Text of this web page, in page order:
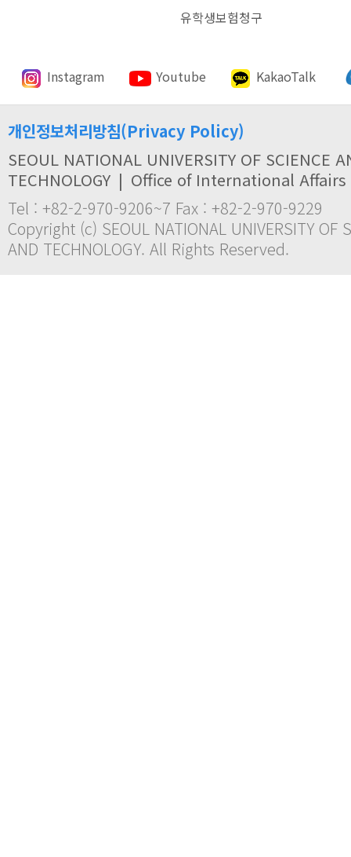
유학생보험청구
Instagram Youtube KakaoTalk
개인정보처리방침(Privacy Policy)
SEOUL NATIONAL UNIVERSITY OF SCIENCE
TECHNOLOGY | Office of International Affairs
Tel : +82-2-970-9206~7 Fax : +82-2-970-9229
Copyright (c) SEOUL NATIONAL UNIVERSITY OF
AND TECHNOLOGY. All Rights Reserved.